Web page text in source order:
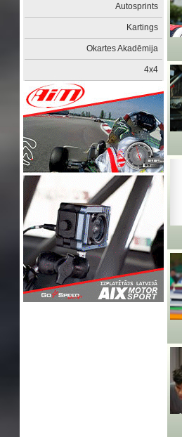
Autosprints
Kartings
Okartes Akadēmija
4x4